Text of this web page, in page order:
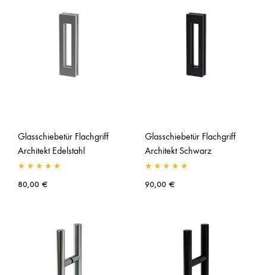
Glasschiebetür Flachgriff
Architekt Edelstahl
80,00 €
Glasschiebetür Flachgriff
Architekt Schwarz
90,00 €